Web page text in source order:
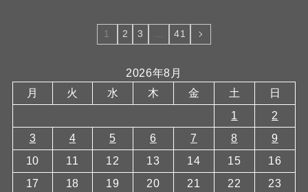
1 2 3 41
2026年8月
月
火 水 木 金 土
日
1
2
3
4 5 6 7 8
9
10
11 12 13 14 15
16
17
18 19 20 21 22 23